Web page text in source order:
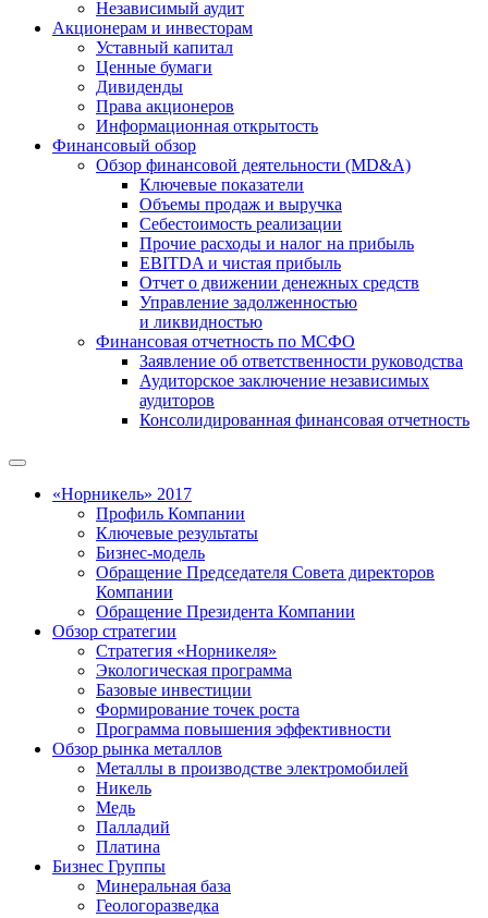
Независимый аудит
Акционерам и инвесторам
Уставный капитал
Ценные бумаги
Дивиденды
Права акционеров
Информационная открытость
Финансовый обзор
Обзор финансовой деятельности (MD&A)
Ключевые показатели
Объемы продаж и выручка
Себестоимость реализации
Прочие расходы и налог на прибыль
EBITDA и чистая прибыль
Отчет о движении денежных средств
Управление задолженностью
и ликвидностью
Финансовая отчетность по МСФО
Заявление об ответственности руководства
Аудиторское заключение независимых
аудиторов
Консолидированная финансовая отчетность
«Норникель» 2017
Профиль Компании
Ключевые результаты
Бизнес-модель
Обращение Председателя Совета директоров
Компании
Обращение Президента Компании
Обзор стратегии
Стратегия «Норникеля»
Экологическая программа
Базовые инвестиции
Формирование точек роста
Программа повышения эффективности
Обзор рынка металлов
Металлы в производстве электромобилей
Никель
Медь
Палладий
Платина
Бизнес Группы
Минеральная база
Геологоразведка